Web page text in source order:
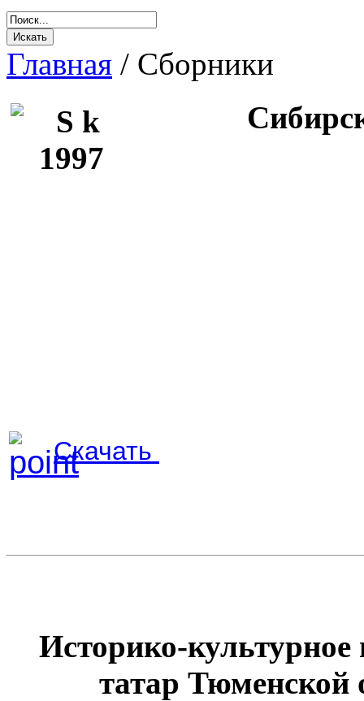
Главная / Сборники
Скачать
Историко-культурное
татар Тюменской